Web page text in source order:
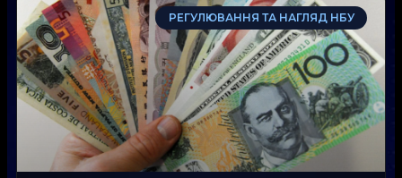
РЕГУЛЮВАННЯ ТА НАГЛЯД НБУ